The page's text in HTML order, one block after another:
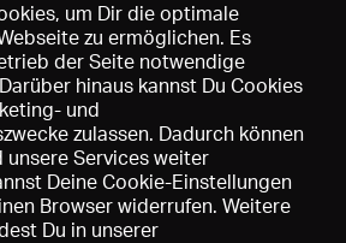
Speichern
um Dir die optimale
zu ermöglichen. Es
der Seite notwendige
hinaus kannst Du Cookies
und
zulassen. Dadurch können
unsere Services weiter
Deine Cookie-Einstellungen
Browser widerrufen. Weitere
Du in unserer